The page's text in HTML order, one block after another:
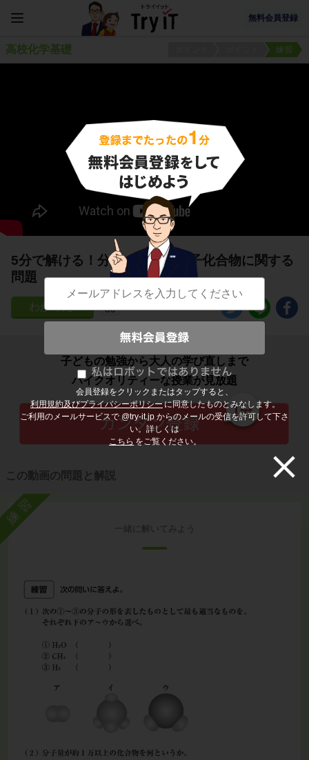
無料会員登録
会員登録をクリックまたはタップすると、
利用規約及びプライバシーポリシーに同意したものとみなします。
ご利用のメールサービスで @try-it.jp からのメールの受信を許可して下さ
い。詳しくは
こちら をご覧ください。
高校化学基礎 練習
5分で解ける！分子の形と高分子化合物に関する
問題
60
子どもの勉強から大人の学び直しまで
ハイクオリティーな授業が見放題
この動画の問題と解説
練習
一緒に解いてみよう